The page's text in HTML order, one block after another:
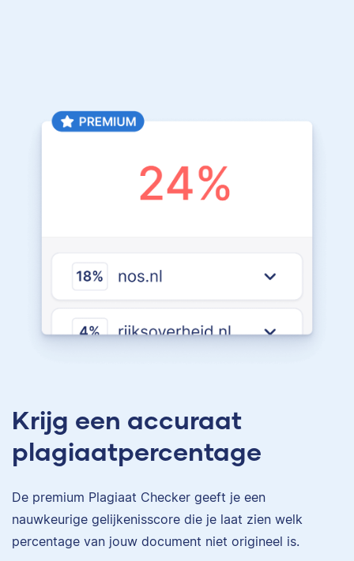
Krijg een accuraat
plagiaatpercentage
De premium Plagiaat Checker geeft je een
nauwkeurige gelijkenisscore die je laat zien welk
percentage van jouw document niet origineel is.